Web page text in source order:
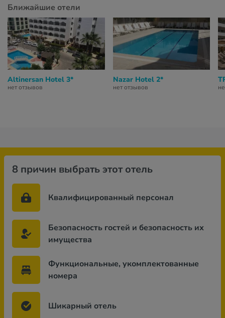
Ближайшие отели
Altinersan Hotel 3*
нет отзывов
Nazar Hotel 2*
нет отзывов
8 причин выбрать этот отель
Квалифицированный персонал
Безопасность гостей и безопасность их
имущества
Функциональные, укомплектованные
номера
Шикарный отель